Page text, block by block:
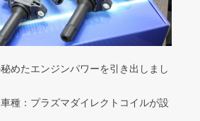
めたエンジンパワーを引き出しまし
種：プラズマダイレクトコイルが設